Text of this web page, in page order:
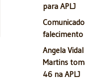
para APLJ
Angela
Martins
46 na APLJ